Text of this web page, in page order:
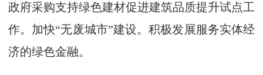
政府采购支持绿色建材促进建筑品质提升试点工
作。加快“无废城市”建设。积极发展服务实体经
济的绿色金融。